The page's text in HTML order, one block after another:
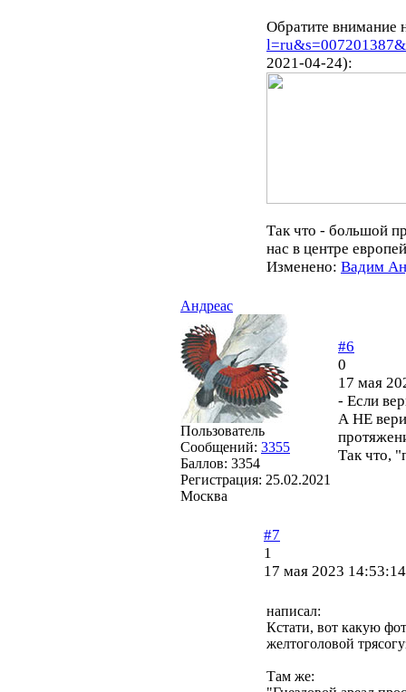
Обратите внимание
2021-04-24):
Так что - большой
нас в центре
Изменено: Вадим
Андреас
Пользователь
Сообщений: 3355
Баллов: 3354
Регистрация: 25.02.2021
Москва
#6
0
17 мая
- Если
А НЕ
Так что,
#7
1
17 мая 2023 14:53:14
написал:
Кстати, вот какую
желтоголовой
Там же: